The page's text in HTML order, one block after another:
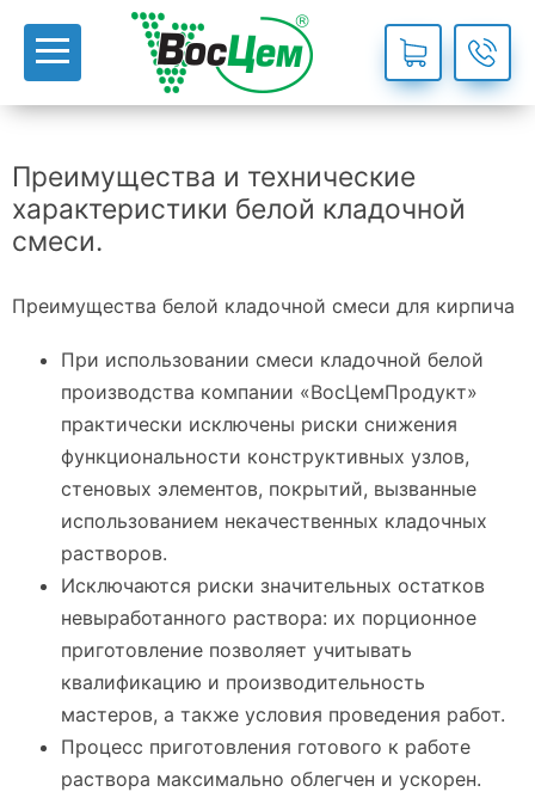
Преимущества и технические
характеристики белой кладочной
смеси.
Преимущества белой кладочной смеси для кирпича
При использовании смеси кладочной белой
производства компании «ВосЦемПродукт»
практически исключены риски снижения
функциональности конструктивных узлов,
стеновых элементов, покрытий, вызванные
использованием некачественных кладочных
растворов.
Исключаются риски значительных остатков
невыработанного раствора: их порционное
приготовление позволяет учитывать
квалификацию и производительность
мастеров, а также условия проведения работ.
Процесс приготовления готового к работе
раствора максимально облегчен и ускорен.